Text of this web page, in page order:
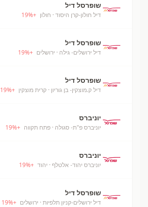
שופרסל דיל
דיל חולון-קרן היסוד · חולון +
19%
שופרסל דיל
דיל ירושלים- גילה · ירושלים +
19%
שופרסל דיל
דיל ק.מוצקין- בן גוריון · קרית מוצקין +
19%
יוניברס
יוניברס פ"ת- סגולה · פתח תקווה +
19%
יוניברס
יוניברס יהוד- אלטלף · יהוד +
19%
שופרסל דיל
דיל ירושלים-קניון תלפיות · ירושלים +
19%